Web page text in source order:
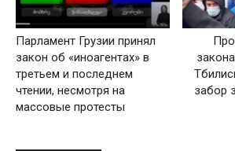
Парламент Грузии принял
закон об «иноагентах» в
третьем и последнем
чтении, несмотря на
массовые протесты
забор